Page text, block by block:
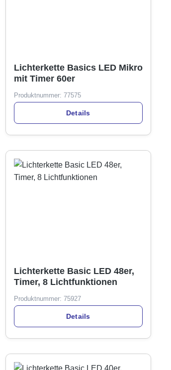
Lichterkette Basics LED Mikro
mit Timer 60er
Produktnummer: 77575
Details
Lichterkette Basic LED 48er,
Timer, 8 Lichtfunktionen
Produktnummer: 75927
Details